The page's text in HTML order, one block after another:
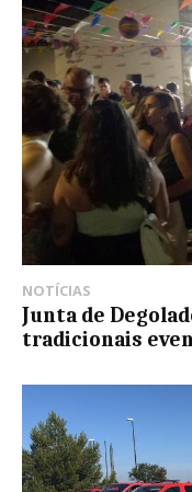
NOTÍCIAS
Junta de
tradicionais